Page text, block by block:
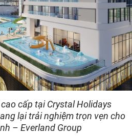
cấp tại Crystal Holidays
lại trải nghiệm trọn vẹn cho
– Everland Group